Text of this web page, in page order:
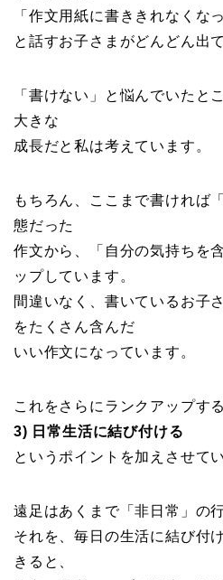
「作文用紙に書ききれなくな
と話すお子さまがどんどん出
「書けない」と悩んでいたと
大きな
成長だと私は考えています。
もちろん、ここまで書ければ
態だった
作文から、「自分の気持ちを
ップしています。
間違いなく、書いているお子
をたくさん含んだ
いい作文になっています。
これをさらにランクアップす
3) 日常生活に結び付ける
というポイントを加えさせて
遠足はあくまで「非日常」の
それを、毎日の生活に結び付
きると、